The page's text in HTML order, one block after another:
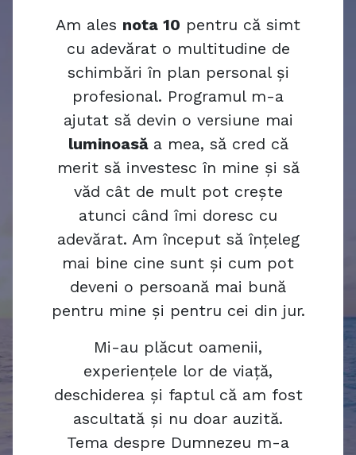
Am ales nota 10 pentru că simt
cu adevărat o multitudine de
schimbări în plan personal și
profesional. Programul m-a
ajutat să devin o versiune mai
luminoasă a mea, să cred că
merit să investesc în mine și să
văd cât de mult pot crește
atunci când îmi doresc cu
adevărat. Am început să înțeleg
mai bine cine sunt și cum pot
deveni o persoană mai bună
pentru mine și pentru cei din jur.
Mi-au plăcut oamenii,
experiențele lor de viață,
deschiderea și faptul că am fost
ascultată și nu doar auzită.
Tema despre Dumnezeu m-a